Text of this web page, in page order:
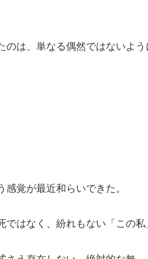
のは、単なる偶然ではないよう
感覚が最近和らいできた。
ではなく、紛れもない「この私